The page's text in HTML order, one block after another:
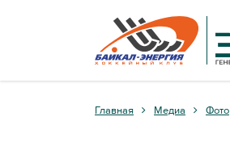
Главная Медиа Фото